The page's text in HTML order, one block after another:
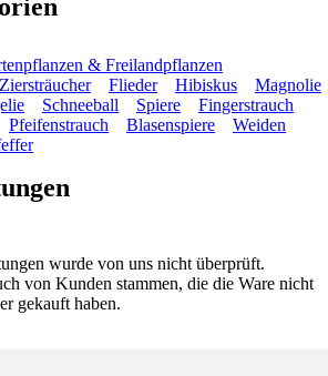
& Freilandpflanzen
Flieder Hibiskus
Magnolie
Schneeball Spiere
Fingerstrauch
Pfeifenstrauch Blasenspiere
Weiden
wurde von uns nicht überprüft.
von Kunden stammen, die die Ware nicht
gekauft haben.